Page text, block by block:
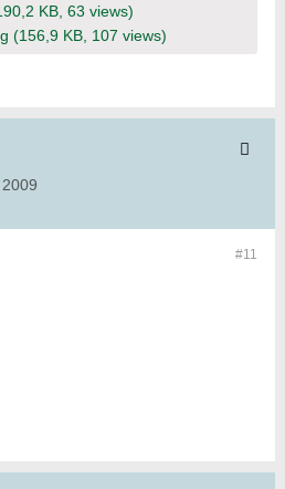
KB, 63 views)
(156,9 KB, 107 views)
#11